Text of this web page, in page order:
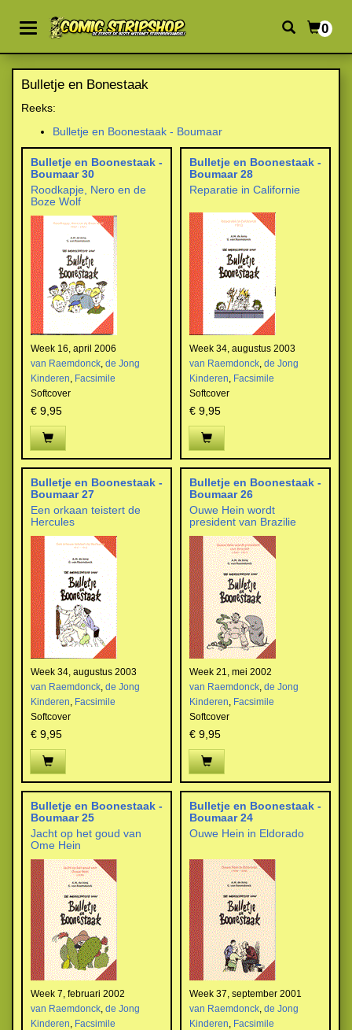
0
Bulletje en Bonestaak
Reeks:
Bulletje en Boonestaak - Boumaar
Bulletje en Boonestaak -
Boumaar 30
Roodkapje, Nero en de
Boze Wolf
Week 16, april 2006
van Raemdonck, de Jong
Kinderen, Facsimile
Softcover
€ 9,95
Bulletje en Boonestaak -
Boumaar 28
Reparatie in Californie
Week 34, augustus 2003
van Raemdonck, de Jong
Kinderen, Facsimile
Softcover
€ 9,95
Bulletje en Boonestaak -
Boumaar 27
Een orkaan teistert de
Hercules
Week 34, augustus 2003
van Raemdonck, de Jong
Kinderen, Facsimile
Softcover
€ 9,95
Bulletje en Boonestaak -
Boumaar 26
Ouwe Hein wordt
president van Brazilie
Week 21, mei 2002
van Raemdonck, de Jong
Kinderen, Facsimile
Softcover
€ 9,95
Bulletje en Boonestaak -
Boumaar 25
Jacht op het goud van
Ome Hein
Week 7, februari 2002
van Raemdonck, de Jong
Kinderen, Facsimile
Bulletje en Boonestaak -
Boumaar 24
Ouwe Hein in Eldorado
Week 37, september 2001
van Raemdonck, de Jong
Kinderen, Facsimile